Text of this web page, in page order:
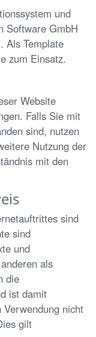
und
Software GmbH
Als Template
zum Einsatz.
Website
Falls Sie mit
sind, nutzen
Nutzung der
mit den
sind
sind
und
als
die
ist damit
nicht
gilt